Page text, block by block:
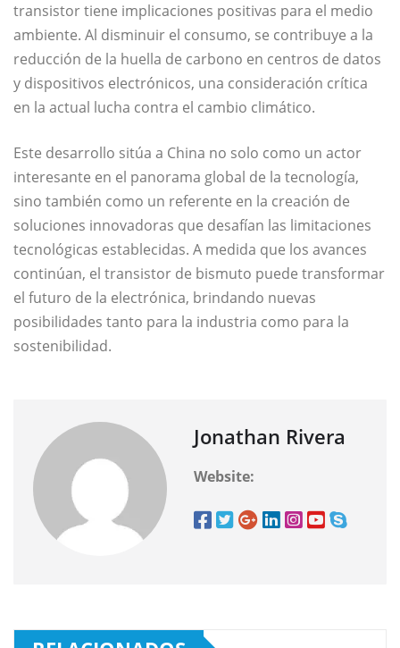
transistor tiene implicaciones positivas para el medio
ambiente. Al disminuir el consumo, se contribuye a la
reducción de la huella de carbono en centros de datos
y dispositivos electrónicos, una consideración crítica
en la actual lucha contra el cambio climático.
Este desarrollo sitúa a China no solo como un actor
interesante en el panorama global de la tecnología,
sino también como un referente en la creación de
soluciones innovadoras que desafían las limitaciones
tecnológicas establecidas. A medida que los avances
continúan, el transistor de bismuto puede transformar
el futuro de la electrónica, brindando nuevas
posibilidades tanto para la industria como para la
sostenibilidad.
Jonathan Rivera
Website: